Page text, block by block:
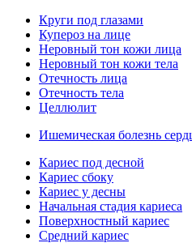
Круги под глазами
Купероз на лице
Неровный тон кожи лица
Неровный тон кожи тела
Отечность лица
Отечность тела
Целлюлит
Ишемическая болезнь
Кариес под десной
Кариес сбоку
Кариес у десны
Начальная стадия кариеса
Поверхностный кариес
Средний кариес